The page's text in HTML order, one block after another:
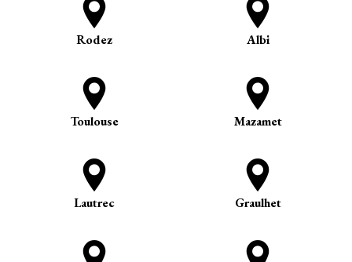
Rodez Albi
Toulouse Mazamet
Lautrec Graulhet